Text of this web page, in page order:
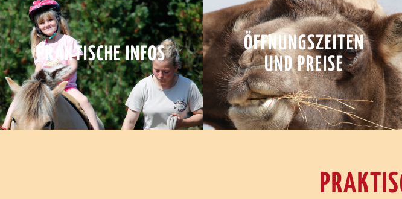
PRAKTISCHE INFOS
ÖFFNUNGSZEITEN
UND PREISE